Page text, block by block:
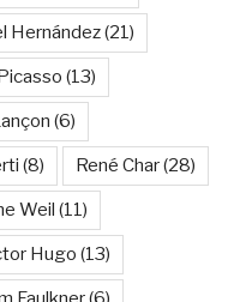
Hernández(21)
(13)
(6)
(8) René Char(28)
Weil (11)
Hugo (13)